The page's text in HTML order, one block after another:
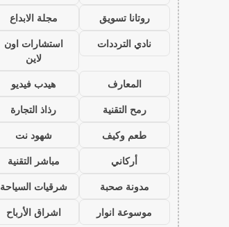
روتانا تسويق
مجلة الابداع
نادي الترددات
استشارات اون
لاين
المعارف
هيدب فيديو
رمح التقنية
رذاذ التجارة
طعم وكيف
شهود نت
أركاني
مباشر التقنية
مدونة صحبة
شرقيات السياحة
موسوعة انوار
اشراق الأرباح